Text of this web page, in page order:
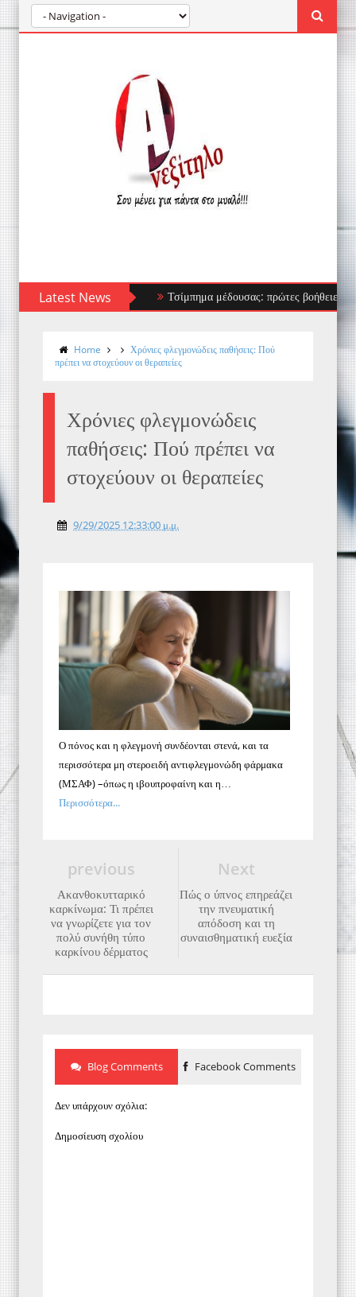
Latest News Τσίμπημα μέδουσας: πρώτες βοήθειες, τι να
Home
Χρόνιες φλεγμονώδεις παθήσεις: Πού
πρέπει να στοχεύουν οι θεραπείες
Χρόνιες φλεγμονώδεις
παθήσεις: Πού πρέπει να
στοχεύουν οι θεραπείες
9/29/2025 12:33:00 μ.μ.
Ο πόνος και η φλεγμονή συνδέονται στενά, και τα
περισσότερα μη στεροειδή αντιφλεγμονώδη φάρμακα
(ΜΣΑΦ) –όπως η ιβουπροφαίνη και η…
Περισσότερα...
Next
Πώς ο ύπνος επηρεάζει
την πνευματική
απόδοση και τη
συναισθηματική ευεξία
previous
Ακανθοκυτταρικό
καρκίνωμα: Τι πρέπει
να γνωρίζετε για τον
πολύ συνήθη τύπο
καρκίνου δέρματος
Blog Comments Facebook Comments
Δεν υπάρχουν σχόλια:
Δημοσίευση σχολίου